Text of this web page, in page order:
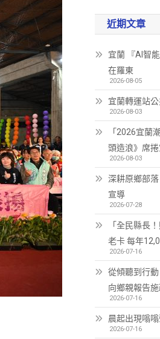
近期文章
宜蘭 『AI智
在羅東
2026-08-05
宜蘭轉運站
2026-08-03
「2026宜
頭造浪》席
2026-08-03
深耕原鄉部
宣導
2026-07-28
「全民縣長
老卡 每年
2026-07-16
從傾聽到行
向鄉親報告
2026-07-16
晨起出現嗡
2026-07-16